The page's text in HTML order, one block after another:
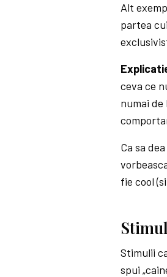
Alt
partea
ceva ce
numai
Ca sa
fie cool
Stimulii
spui